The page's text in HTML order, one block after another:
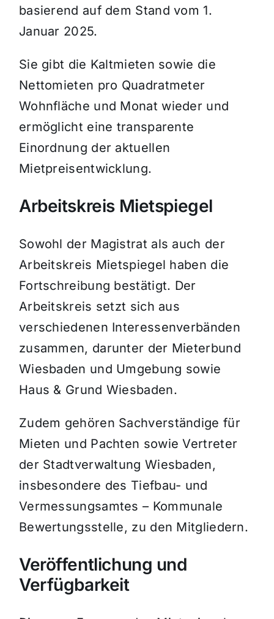
basierend auf dem Stand vom 1.
Januar 2025.
Sie gibt die Kaltmieten sowie die
Nettomieten pro Quadratmeter
Wohnfläche und Monat wieder und
ermöglicht eine transparente
Einordnung der aktuellen
Mietpreisentwicklung.
Arbeitskreis Mietspiegel
Sowohl der Magistrat als auch der
Arbeitskreis Mietspiegel haben die
Fortschreibung bestätigt. Der
Arbeitskreis setzt sich aus
verschiedenen Interessenverbänden
zusammen, darunter der Mieterbund
Wiesbaden und Umgebung sowie
Haus & Grund Wiesbaden.
Zudem gehören Sachverständige für
Mieten und Pachten sowie Vertreter
der Stadtverwaltung Wiesbaden,
insbesondere des Tiefbau- und
Vermessungsamtes – Kommunale
Bewertungsstelle, zu den Mitgliedern.
Veröffentlichung und
Verfügbarkeit